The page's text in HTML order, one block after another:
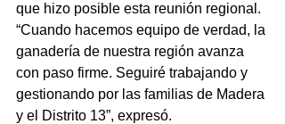
que hizo posible esta reunión regional.
“Cuando hacemos equipo de verdad, la
ganadería de nuestra región avanza
con paso firme. Seguiré trabajando y
gestionando por las familias de Madera
y el Distrito 13”, expresó.